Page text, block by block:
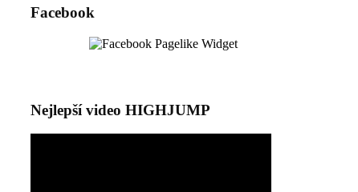
Facebook
Nejlepší video HIGHJUMP